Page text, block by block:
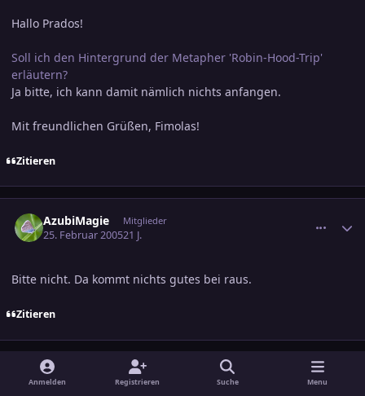
Hallo Prados!
Soll ich den Hintergrund der Metapher 'Robin-Hood-Trip'
erläutern?
Ja bitte, ich kann damit nämlich nichts anfangen.
Mit freundlichen Grüßen, Fimolas!
Zitieren
AzubiMagie Mitglieder
25. Februar 200521 J.
Bitte nicht. Da kommt nichts gutes bei raus.
Zitieren
Prados Karwan
25. Februar 200521 J.
comment_519094
Ersteller-Statistik
Anmelden Registrieren Suche Menu